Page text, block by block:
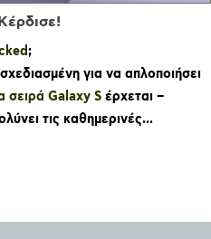
σου και μπες στην
;
για να απλοποιήσει
σειρά Galaxy S έρχεται –
τις καθημερινές...